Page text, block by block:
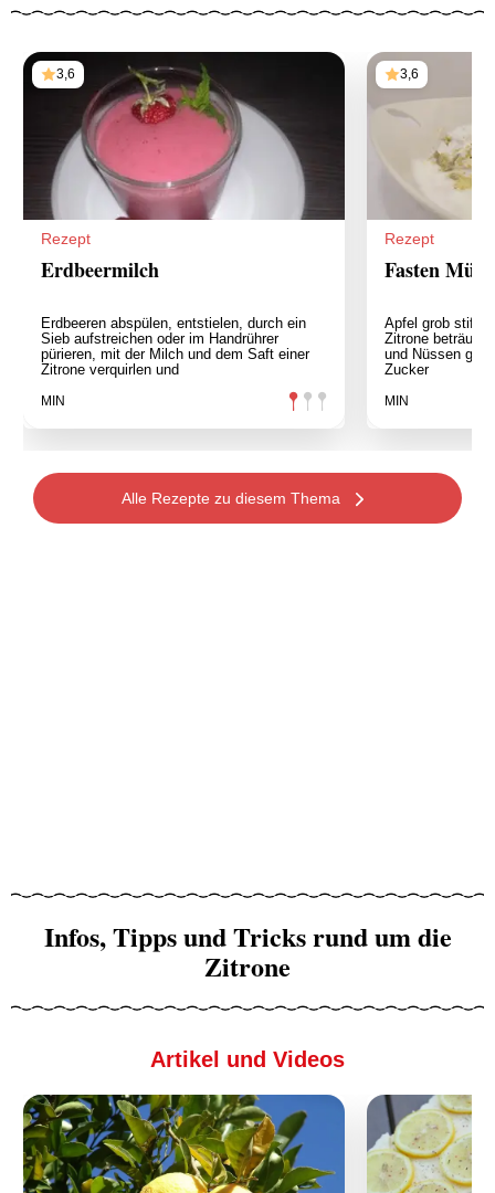
3,6
Rezept
Erdbeermilch
Erdbeeren abspülen, entstielen, durch ein
Sieb aufstreichen oder im Handrührer
pürieren, mit der Milch und dem Saft einer
Zitrone verquirlen und
MIN
3,6
Rezept
Fasten Müsli
Äpfel grob
Zitrone
und Nüssen gut
Zucker
MIN
Alle Rezepte zu diesem Thema
Infos, Tipps und Tricks rund um die
Zitrone
Artikel und Videos